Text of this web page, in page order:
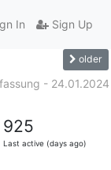
In Sign Up
older
- 24.01.2024
925
Last active (days ago)